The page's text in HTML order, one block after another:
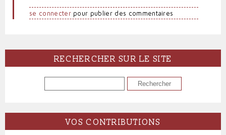
se connecterpour publier des commentaires
RECHERCHER SUR LE SITE
RECHERCHER
VOS CONTRIBUTIONS